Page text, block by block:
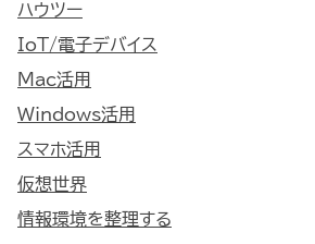
ハウツー
IoT/電子デバイス
Mac活用
Windows活用
スマホ活用
仮想世界
情報環境を整理する